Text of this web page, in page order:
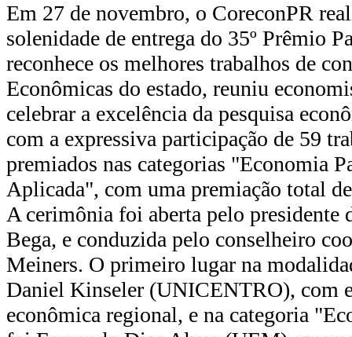
Em 27 de novembro, o CoreconPR
solenidade de entrega do 35º Prêmio
reconhece os melhores trabalhos de
Econômicas do estado, reuniu
celebrar a excelência da pesquisa
com a expressiva participação de 59
premiados nas categorias "Economia
Aplicada", com uma premiação total
A cerimônia foi aberta pelo
Bega, e conduzida pelo conselheiro
Meiners. O primeiro lugar na
Daniel Kinseler (UNICENTRO), com
econômica regional, e na categoria